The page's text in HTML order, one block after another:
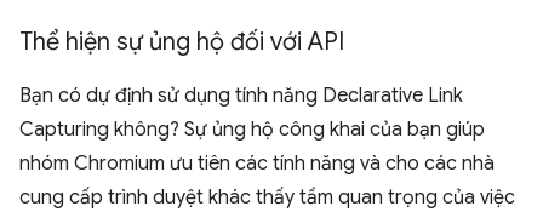
Thể hiện sự ủng hộ đối với API
Bạn có dự định sử dụng tính năng Declarative Link
Capturing không? Sự ủng hộ công khai của bạn giúp
nhóm Chromium ưu tiên các tính năng và cho các nhà
cung cấp trình duyệt khác thấy tầm quan trọng của việc